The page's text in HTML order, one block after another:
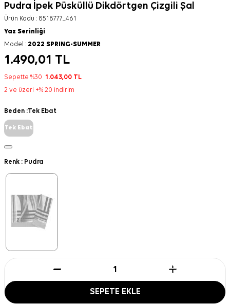
Pudra İpek Püsküllü Dikdörtgen Çizgili Şal
Ürün Kodu : 8518777_461
Yaz Serinliği
Model : 2022 SPRING-SUMMER
1.490,01 TL
Sepette %30 1.043,00 TL
2 ve üzeri +% 20 indirim
Beden :Tek Ebat
Tek Ebat
Renk : Pudra
SEPETE EKLE